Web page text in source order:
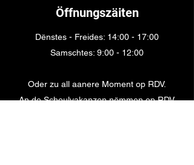
Öffnungszäiten
Dënstes - Freides: 14:00 - 17:00
Samschtes: 9:00 - 12:00
Oder zu all aanere Moment op RDV.
An de Schoulvakanzen nëmmen op RDV.